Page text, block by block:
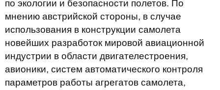
по экологии и безопасности полетов. По
мнению австрийской стороны, в случае
использования в конструкции самолета
новейших разработок мировой авиационной
индустрии в области двигателестроения,
авионики, систем автоматического контроля
параметров работы агрегатов самолета,